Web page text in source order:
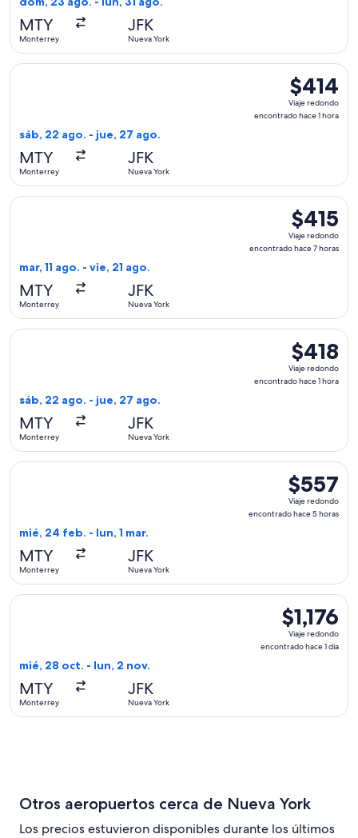
MTY
Monterrey
JFK
Nueva York
$414
Viaje
redondo,
$414
Viaje redondo
encontrado hace 1 hora
sáb, 22 ago. - jue, 27 ago.
MTY
Monterrey
JFK
Nueva York
Seleccionar vuelo de American Airlines, con salida el sáb,
$415
Viaje
redondo,
$415
Viaje redondo
encontrado hace 7 horas
mar, 11 ago. - vie, 21 ago.
MTY
Monterrey
JFK
Nueva York
Seleccionar vuelo de Viva, con salida el mar, 11 ago. desde
$418
Viaje
redondo,
$418
Viaje redondo
encontrado hace 1 hora
sáb, 22 ago. - jue, 27 ago.
MTY
Monterrey
JFK
Nueva York
Seleccionar vuelo de American Airlines, con salida el sáb,
$557
Viaje
redondo,
$557
Viaje redondo
encontrado hace 5 horas
mié, 24 feb. - lun, 1 mar.
MTY
Monterrey
JFK
Nueva York
Seleccionar vuelo de Delta, con salida el mié, 24 feb.
$1,176
Viaje
redondo,
$1,176
Viaje redondo
encontrado hace 1 día
mié, 28 oct. - lun, 2 nov.
MTY
Monterrey
JFK
Nueva York
Seleccionar vuelo de avianca, con salida el mié, 28 oct.
Otros aeropuertos cerca de Nueva York
Los precios estuvieron disponibles durante los últimos